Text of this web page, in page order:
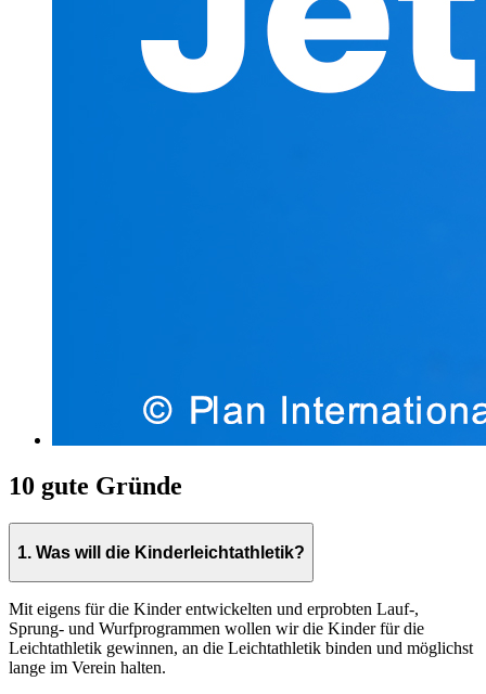
10 gute Gründe
1. Was will die Kinderleichtathletik?
Mit eigens für die Kinder entwickelten und erprobten Lauf-,
Sprung- und Wurfprogrammen wollen wir die Kinder für die
Leichtathletik gewinnen, an die Leichtathletik binden und möglichst
lange im Verein halten.